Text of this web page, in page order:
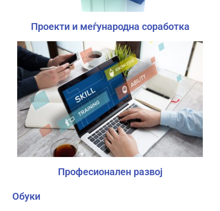
Проекти и меѓународна соработка
Професионален развој
Обуки